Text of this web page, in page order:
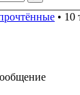
• 10